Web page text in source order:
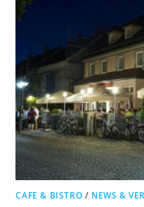
CAFE & BISTRO / NEWS &